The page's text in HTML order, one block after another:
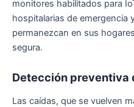
monitores habilitados para
hospitalarias de emergencia
permanezcan en sus
segura.
Detección preventiva
Las caídas, que se vuelven